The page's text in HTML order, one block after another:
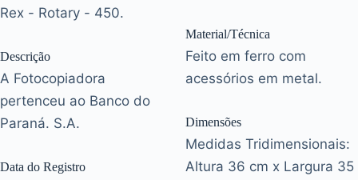
Rex - Rotary - 450.
Descrição
A Fotocopiadora
pertenceu ao Banco do
Paraná. S.A.
Data do Registro
Material/Técnica
Feito em ferro com
acessórios em metal.
Dimensões
Medidas Tridimensionais:
Altura 36 cm x Largura 35